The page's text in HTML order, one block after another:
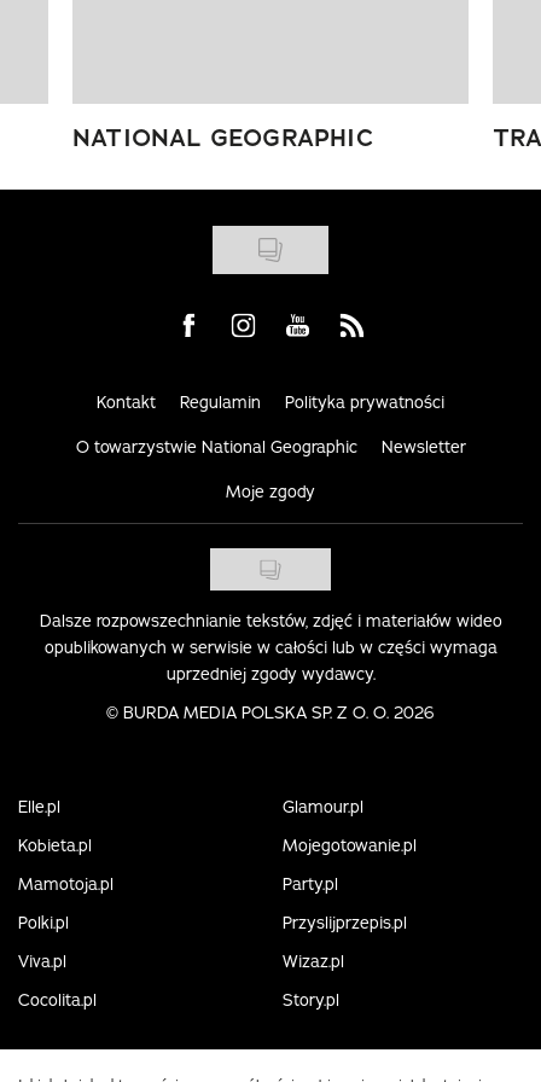
NATIONAL GEOGRAPHIC
Visit us on Facebook
Visit us on Instagram
Visit us on Youtube
Visit us on Rss
Kontakt Regulamin Polityka prywatności
O towarzystwie National Geographic Newsletter
Moje zgody
Dalsze rozpowszechnianie tekstów, zdjęć i materiałów wideo
opublikowanych w serwisie w całości lub w części wymaga
uprzedniej zgody wydawcy.
© BURDA MEDIA POLSKA SP. Z O. O. 2026
Elle.pl
Glamour.pl
Kobieta.pl
Mojegotowanie.pl
Mamotoja.pl
Party.pl
Polki.pl
Przyslijprzepis.pl
Viva.pl
Wizaz.pl
Cocolita.pl
Story.pl